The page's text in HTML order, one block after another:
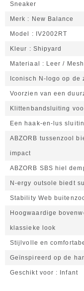
Sneaker
Merk New Balance
Model IV2002RT
Kleur Shipyard
Materiaal Leer / Mesh
Iconisch N-logo op de
Voorzien van een
Klittenbandsluiting
Een haak-en-lus
ABZORB tussenzool
impact
ABZORB SBS hiel
N-ergy outsole biedt
Stability Web
Hoogwaardige
klassieke look
Stijlvolle en
Geïnspireerd op de
Geschikt voor Infant